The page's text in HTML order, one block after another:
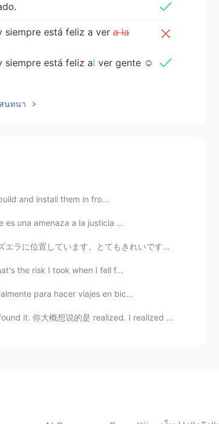
siempre está feliz a ver a la
siempre está feliz al ver gente ☺
2021.07.18 21:16
นทนา
and install them in fro...
es una amenaza a la justicia ...
に位置しているナイアガラの滝より5倍以上大きいです。 🇺🇸 Angel falls...
the risk I took when I fell f...
para hacer viajes en bic...
it. 你大概想说的是 realized. I realized I di...